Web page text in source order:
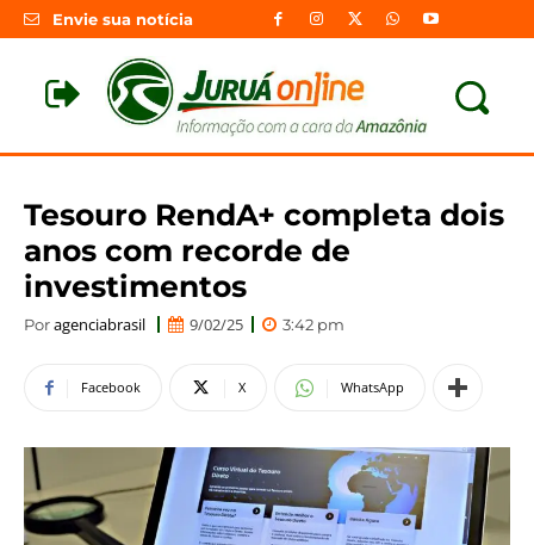
Envie sua notícia
Tesouro RendA+ completa dois
anos com recorde de
investimentos
Poragenciabrasil 9/02/25 3:42 pm
Facebook X WhatsApp